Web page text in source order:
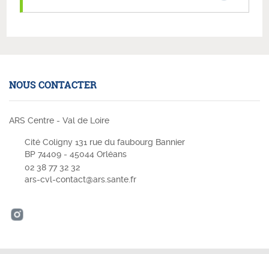
NOUS CONTACTER
ARS Centre - Val de Loire
Cité Coligny 131 rue du faubourg Bannier
BP 74409 - 45044 Orléans
02 38 77 32 32
ars-cvl-contact@ars.sante.fr